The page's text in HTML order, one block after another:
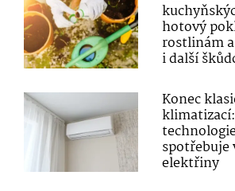
hotový
rostlinám
i další
Konec
spotřebuje
elektřiny